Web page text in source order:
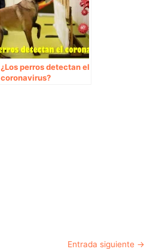
¿Los perros detectan el
coronavirus?
Entrada siguiente →